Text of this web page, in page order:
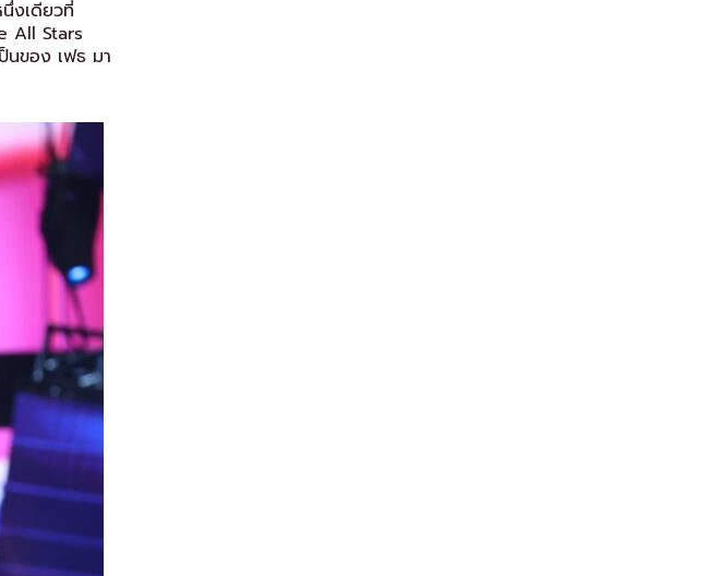
งเดียวที่
All Stars
นของ เฟธ มา